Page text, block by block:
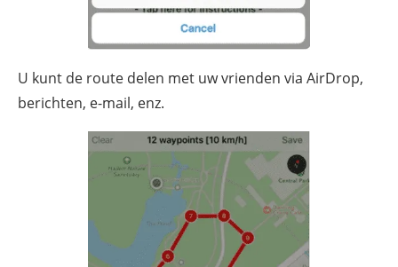
U kunt de route delen met uw vrienden via AirDrop,
berichten, e-mail, enz.